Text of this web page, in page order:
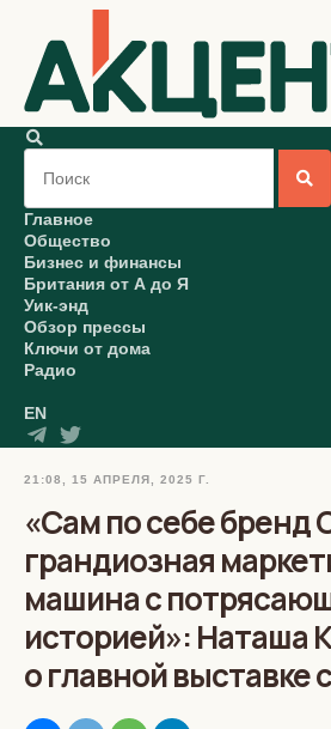
Главное
Общество
Бизнес и финансы
Британия от А до Я
Уик-энд
Обзор прессы
Ключи от дома
Радио
EN
21:08, 15 АПРЕЛЯ, 2025 Г.
«Сам по себе бренд
грандиозная
машина с
историей»: Наташа
о главной выставке